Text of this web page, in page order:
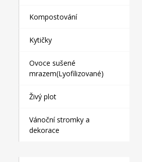
Kompostování
Kytičky
Ovoce sušené
mrazem(Lyofilizované)
Živý plot
Vánoční stromky a
dekorace